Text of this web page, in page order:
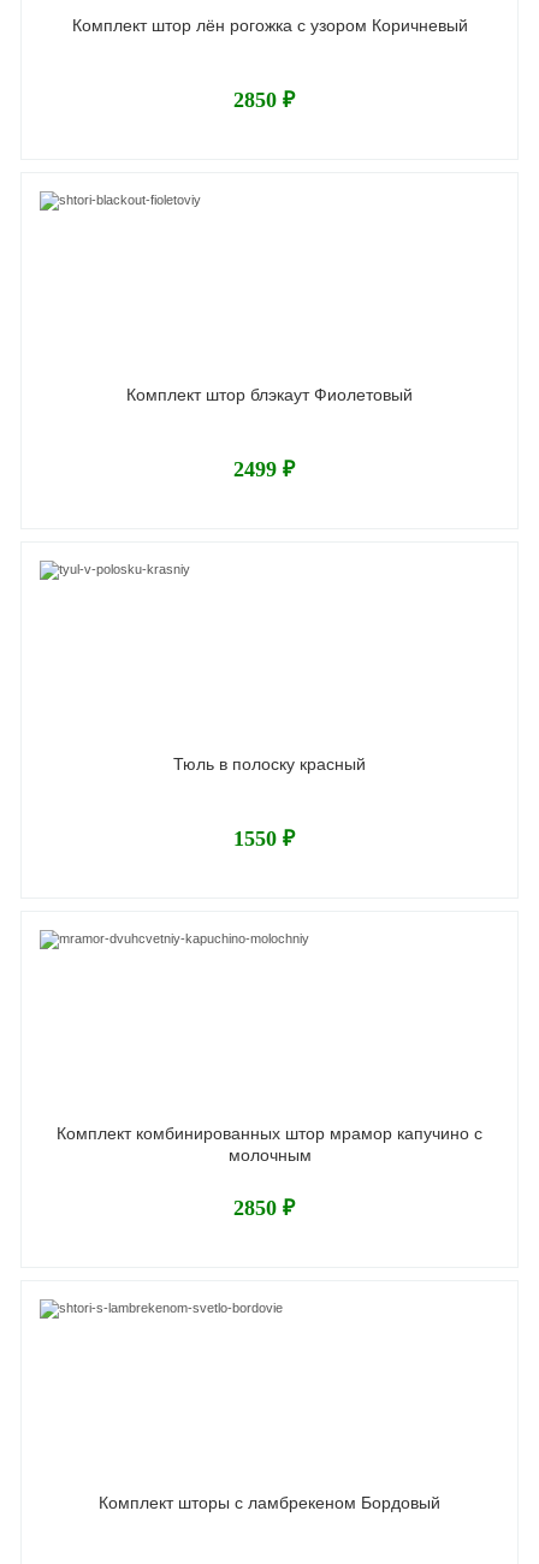
Комплект штор лён рогожка с узором Коричневый
2850 ₽
Комплект штор блэкаут Фиолетовый
2499 ₽
Тюль в полоску красный
1550 ₽
Комплект комбинированных штор мрамор капучино с
молочным
2850 ₽
Комплект шторы с ламбрекеном Бордовый